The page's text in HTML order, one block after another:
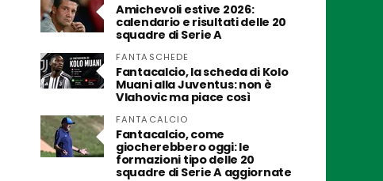
Amichevoli estive 2026:
calendario e risultati delle 20
squadre di Serie A
FANTASCHEDE
Fantacalcio, la scheda di Kolo
Muani alla Juventus: non è
Vlahovic ma piace così
FANTACALCIO
Fantacalcio, come
giocherebbero oggi: le
formazioni tipo delle 20
squadre di Serie A aggiornate